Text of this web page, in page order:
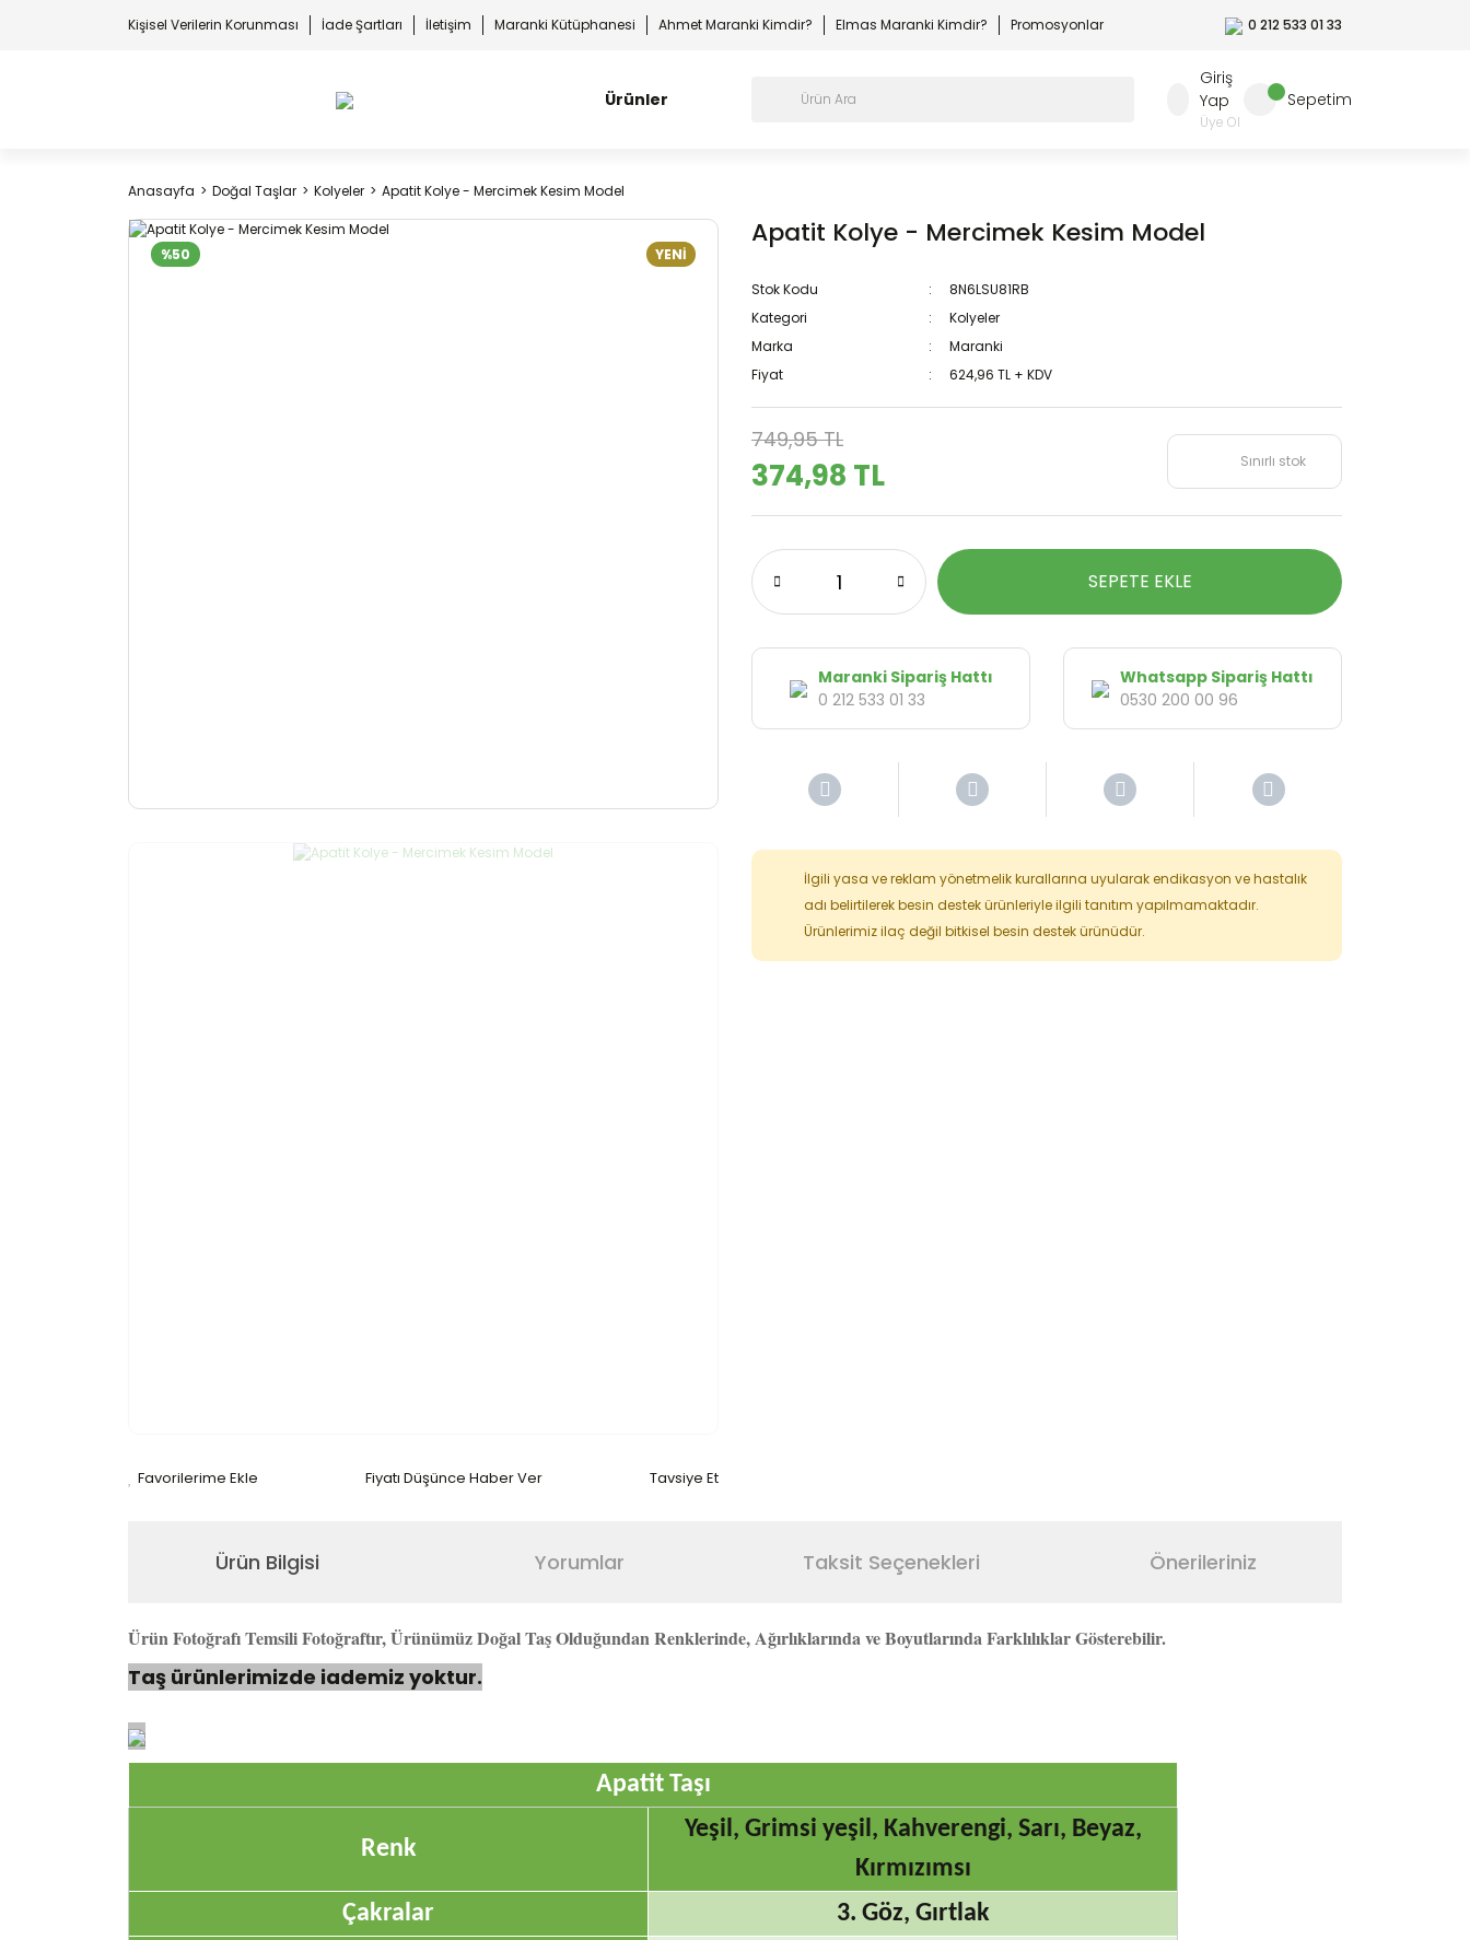
Kişisel Verilerin Korunması İade Şartları İletişim Maranki Kütüphanesi Ahmet Maranki Kimdir? Elmas Maranki Kimdir? Promosyonlar 0 212 533 01 33
Ürünler
Giriş
Yap
Üye Ol
Sepetim
Anasayfa Doğal Taşlar Kolyeler Apatit Kolye - Mercimek Kesim Model
%50 YENİ
Fiyatı Düşünce Haber Ver Tavsiye Et
Apatit Kolye - Mercimek Kesim Model
Stok Kodu
8N6LSU81RB
Kategori
Kolyeler
Marka
Maranki
Fiyat
624,96 TL + KDV
749,95 TL
374,98 TL Sınırlı stok
SEPETE EKLE
Maranki Sipariş Hattı
0 212 533 01 33
Whatsapp Sipariş Hattı
0530 200 00 96
İlgili yasa ve reklam yönetmelik kurallarına uyularak endikasyon ve hastalık
adı belirtilerek besin destek ürünleriyle ilgili tanıtım yapılmamaktadır.
Ürünlerimiz ilaç değil bitkisel besin destek ürünüdür.
Ürün Bilgisi Yorumlar Taksit Seçenekleri Önerileriniz
Ürün Fotoğrafı Temsili Fotoğraftır, Ürünümüz Doğal Taş Olduğundan Renklerinde, Ağırlıklarında ve Boyutlarında Farklılıklar Gösterebilir.
Taş ürünlerimizde iademiz yoktur.
Apatit Taşı
Renk
Yeşil, Grimsi yeşil, Kahverengi, Sarı, Beyaz,
Kırmızımsı
Çakralar
3. Göz, Gırtlak